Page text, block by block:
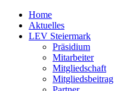
Home
Aktuelles
LEV Steiermark
Präsidium
Mitarbeiter
Mitgliedschaft
Mitgliedsbeitrag